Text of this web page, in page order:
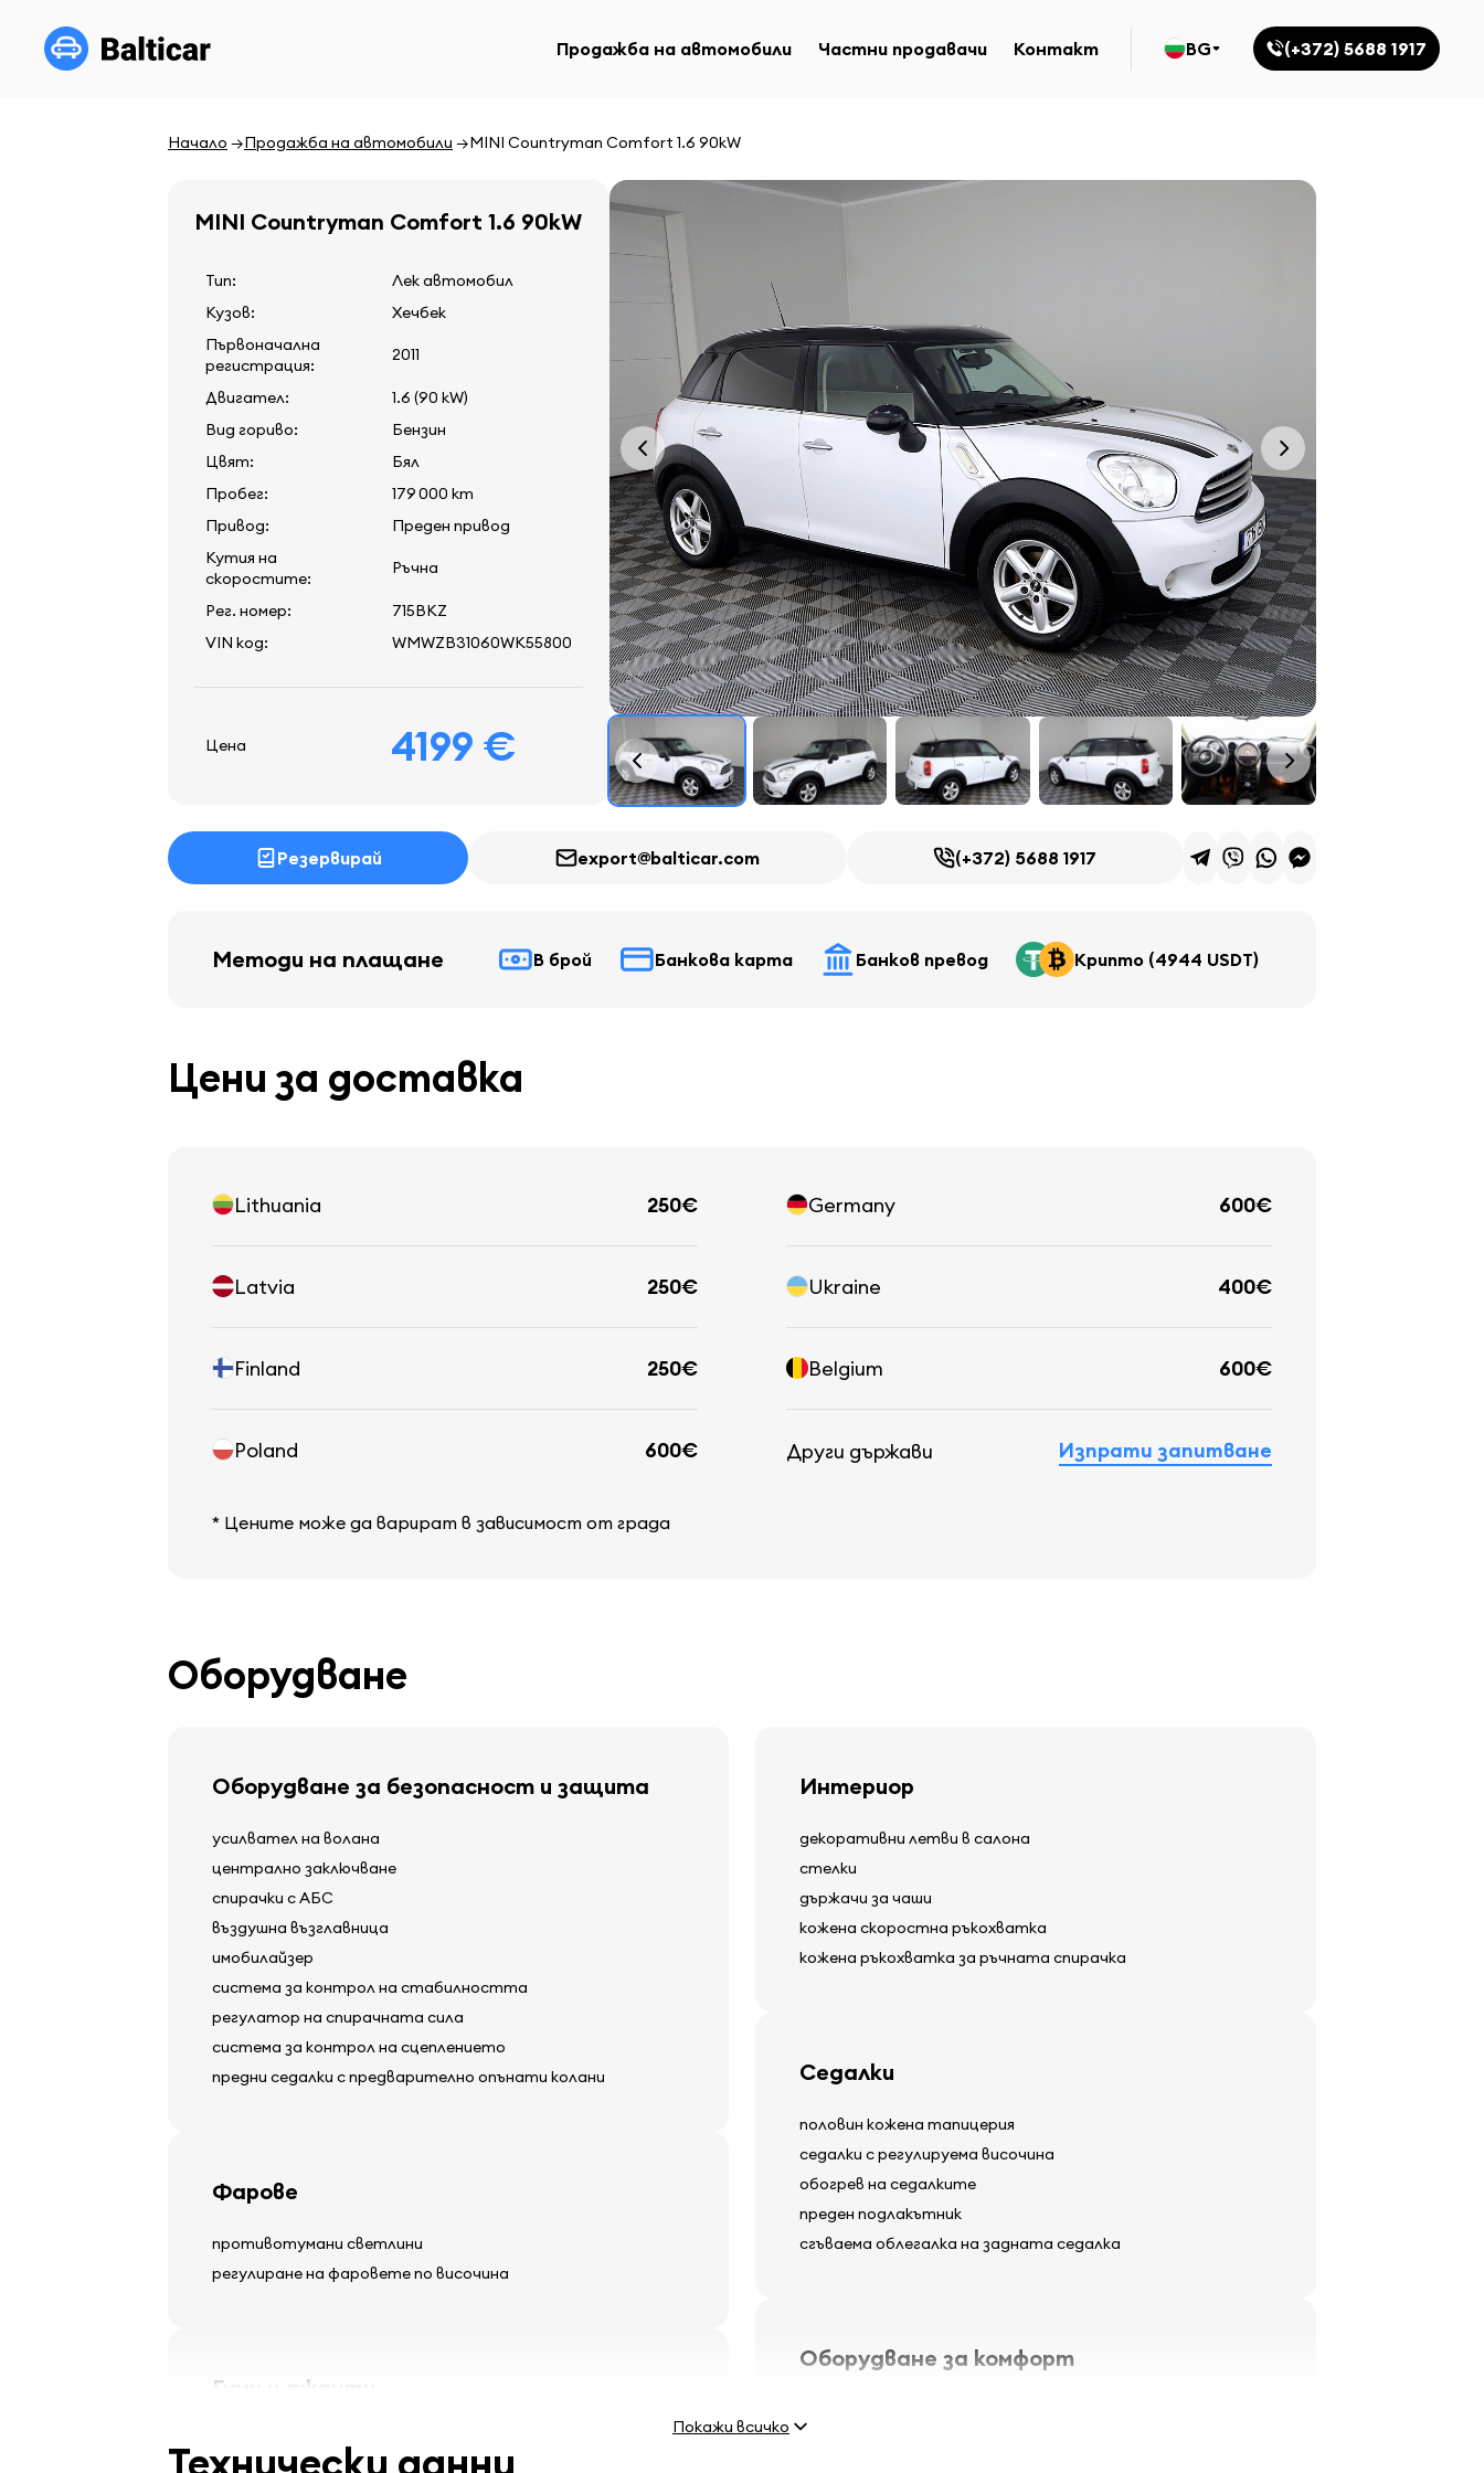
Продажба на автомобили Частни продавачи Контакт BG (+372) 5688 1917
Начало Продажба на автомобили MINI Countryman Comfort 1.6 90kW
MINI Countryman Comfort 1.6 90kW
Тип:
Лек автомобил
Кузов:
Хечбек
Първоначална
регистрация:
2011
Двигател:
1.6 (90 kW)
Вид гориво:
Бензин
Цвят:
Бял
Пробег:
179 000 km
Привод:
Преден привод
Кутия на
скоростите:
Ръчна
Рег. номер:
715BKZ
VIN код:
WMWZB31060WK55800
Цена 4199 €
Резервирай export@balticar.com (+372) 5688 1917
Методи на плащане В брой Банкова карта Банков превод Крипто (4944 USDT)
Цени за доставка
Lithuania 250€
Latvia 250€
Finland 250€
Poland 600€
Germany 600€
Ukraine 400€
Belgium 600€
Други държави Изпрати запитване
* Цените може да варират в зависимост от града
Оборудване
Оборудване за безопасност и защита
усилвател на волана
централно заключване
спирачки с АБС
въздушна възглавница
имобилайзер
система за контрол на стабилността
регулатор на спирачната сила
система за контрол на сцеплението
предни седалки с предварително опънати колани
Фарове
противотумани светлини
регулиране на фаровете по височина
Гуми и джанти
Интериор
декоративни летви в салона
стелки
държачи за чаши
кожена скоростна ръкохватка
кожена ръкохватка за ръчната спирачка
Седалки
половин кожена тапицерия
седалки с регулируема височина
обогрев на седалките
преден подлакътник
сгъваема облегалка на задната седалка
Оборудване за комфорт
Покажи всичко